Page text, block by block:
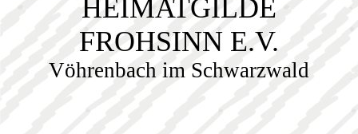
HEIMATGILDE
FROHSINN E.V.
Vöhrenbach im Schwarzwald